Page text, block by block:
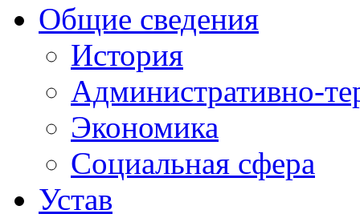
Общие сведения
История
Административно-
Экономика
Социальная сфера
Устав